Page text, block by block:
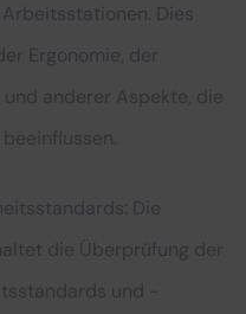
Dies
Ergonomie, der
anderer Aspekte, die
Die
die Überprüfung der
und -